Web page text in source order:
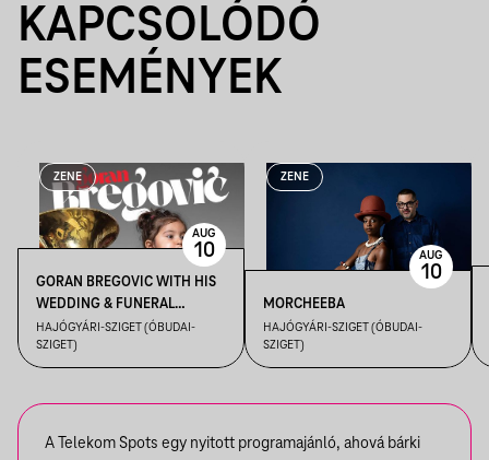
KAPCSOLÓDÓ
ESEMÉNYEK
ZENE
GORAN BREGOVIC WITH HIS
WEDDING & FUNERAL
ORCHESTRA
HAJÓGYÁRI-SZIGET (ÓBUDAI-
SZIGET)
AUG
10
ZENE
MORCHEEBA
HAJÓGYÁRI-SZIGET (ÓBUDAI-
SZIGET)
AUG
10
A Telekom Spots egy nyitott programajánló, ahová bárki